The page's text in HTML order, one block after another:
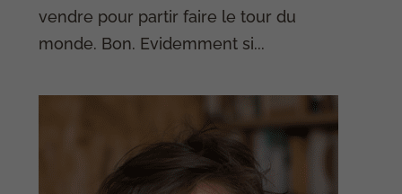
vendre pour partir faire le tour du
monde. Bon. Evidemment si...